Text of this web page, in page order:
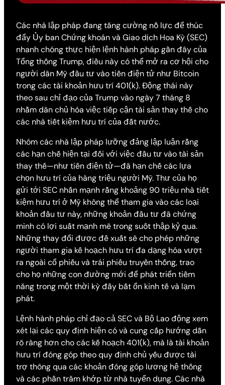
Các nhà lập pháp đang tăng cường nỗ lực để thúc
đẩy Ủy ban Chứng khoán và Giao dịch Hoa Kỳ (SEC)
nhanh chóng thực hiện lệnh hành pháp gần đây của
Tổng thống Trump, điều này có thể mở ra cơ hội cho
người dân Mỹ đầu tư vào tiền điện tử như Bitcoin
trong các tài khoản hưu trí 401(k). Động thái này
theo sau chỉ đạo của Trump vào ngày 7 tháng 8
nhằm dân chủ hóa việc tiếp cận tài sản thay thế cho
các nhà tiết kiệm hưu trí của đất nước.
Nhóm các nhà lập pháp lưỡng đảng lập luận rằng
các hạn chế hiện tại đối với việc đầu tư vào tài sản
thay thế—như tiền điện tử—đã hạn chế các lựa
chọn hưu trí của hàng triệu người Mỹ. Thư của họ
gửi tới SEC nhấn mạnh rằng khoảng 90 triệu nhà tiết
kiệm hưu trí ở Mỹ không thể tham gia vào các loại
khoản đầu tư này, những khoản đầu tư đã chứng
minh có lợi suất mạnh mẽ trong suốt thập kỷ qua.
Những thay đổi được đề xuất sẽ cho phép những
người tham gia kế hoạch hưu trí đa dạng hóa vượt
ra ngoài cổ phiếu và trái phiếu truyền thống, trao
cho họ những con đường mới để phát triển tiềm
năng trong một thời kỳ đầy bất ổn kinh tế và lạm
phát.
Lệnh hành pháp chỉ đạo cả SEC và Bộ Lao động xem
xét lại các quy định hiện có và cung cấp hướng dẫn
rõ ràng hơn cho các kế hoạch 401(k), mà là tài khoản
hưu trí đóng góp theo quy định chủ yếu được tài
trợ thông qua các khoản đóng góp lương hệ thống
và các phần trăm khớp từ nhà tuyển dụng. Các nhà